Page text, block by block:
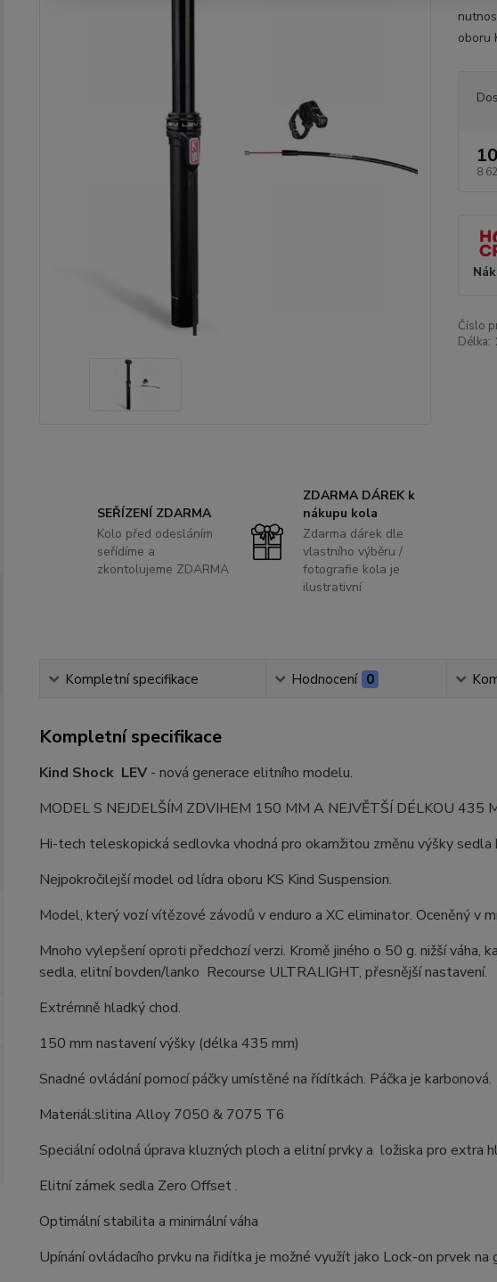
oboru
8
Číslo
Délka:
SEŘÍZENÍ ZDARMA
Kolo před odesláním
seřídíme a
zkontolujeme ZDARMA
ZDARMA DÁREK k
nákupu kola
Zdarma dárek dle
vlastního výběru /
fotografie kola je
ilustrativní
Kompletní specifikace Hodnocení 0
Kompletní specifikace
Kind Shock LEV- nová generace elitního modelu.
MODEL S NEJDELŠÍM ZDVIHEM 150 MM A NEJVĚTŠÍ DÉLKOU 435
Hi-tech teleskopická sedlovka vhodná pro okamžitou změnu výšky
Nejpokročilejší model od lídra oboru KS Kind Suspension.
Model, který vozí vítězové závodů v enduro a XC eliminator. Oceněný v
Mnoho vylepšení oproti předchozí verzi. Kromě jiného o 50 g. nižší váha,
sedla, elitní bovden/lanko Recourse ULTRALIGHT, přesnější nastavení.
Extrémně hladký chod.
150 mm nastavení výšky (délka 435 mm)
Snadné ovládání pomocí páčky umístěné na řídítkách. Páčka je karbonová.
Materiál:slitina Alloy 7050 & 7075 T6
Speciální odolná úprava kluzných ploch a elitní prvky a ložiska pro extra
Elitní zámek sedla Zero Offset .
Optimální stabilita a minimální váha
Upínání ovládacího prvku na řidítka je možné využít jako Lock-on prvek na